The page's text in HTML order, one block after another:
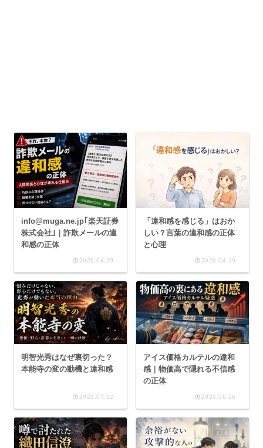
info@muga.ne.jp｢楽天証券
株式会社｣｜詐欺メールの違
和感の正体
2026.04.29
「違和感を感じる」はおか
しい？言葉の違和感の正体
と心理
2026.04.19
明智光秀はなぜ裏切った？
本能寺の変の動機と違和感
2026.07.12
アイス価格カルテルの違和
感｜物価高で隠れる不信感
の正体
2026.06.16